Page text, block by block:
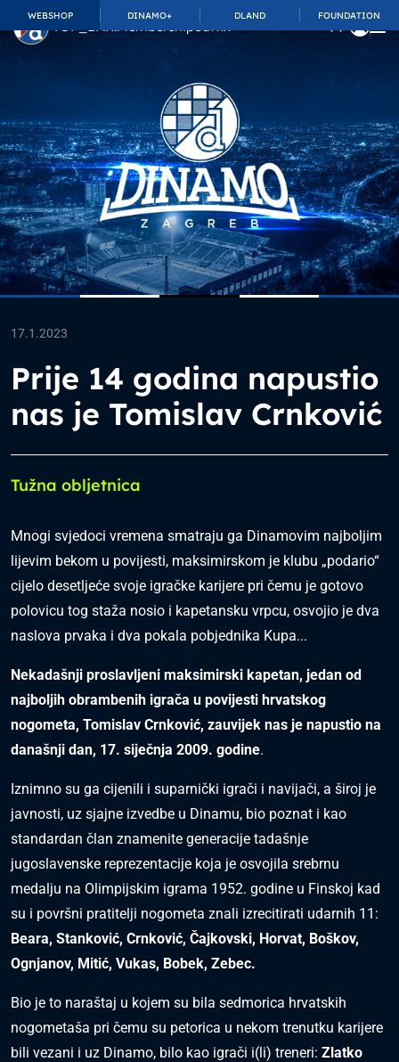
WEBSHOP DINAMO+ DLAND FOUNDATION
TOP_BAR.MembershipSuffix
17.1.2023
Prije 14 godina napustio
nas je Tomislav Crnković
Tužna obljetnica
Mnogi svjedoci vremena smatraju ga Dinamovim najboljim
lijevim bekom u povijesti, maksimirskom je klubu „podario“
cijelo desetljeće svoje igračke karijere pri čemu je gotovo
polovicu tog staža nosio i kapetansku vrpcu, osvojio je dva
naslova prvaka i dva pokala pobjednika Kupa...
Nekadašnji proslavljeni maksimirski kapetan, jedan od
najboljih obrambenih igrača u povijesti hrvatskog
nogometa, Tomislav Crnković, zauvijek nas je napustio na
današnji dan, 17. siječnja 2009. godine.
Iznimno su ga cijenili i suparnički igrači i navijači, a široj je
javnosti, uz sjajne izvedbe u Dinamu, bio poznat i kao
standardan član znamenite generacije tadašnje
jugoslavenske reprezentacije koja je osvojila srebrnu
medalju na Olimpijskim igrama 1952. godine u Finskoj kad
su i površni pratitelji nogometa znali izrecitirati udarnih 11:
Beara, Stanković, Crnković, Čajkovski, Horvat, Boškov,
Ognjanov, Mitić, Vukas, Bobek, Zebec.
Bio je to naraštaj u kojem su bila sedmorica hrvatskih
nogometaša pri čemu su petorica u nekom trenutku karijere
bili vezani i uz Dinamo, bilo kao igrači i(li) treneri: Zlatko